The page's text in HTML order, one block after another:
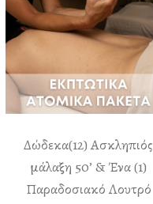
Δώδεκα(12) Ασκληπιός
μάλαξη 50’ & Ένα (1)
Παραδοσιακό Λουτρό